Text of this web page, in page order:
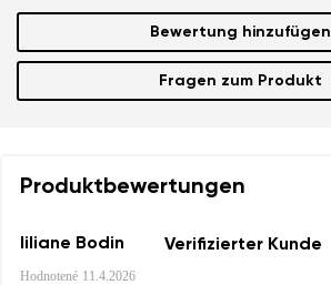
Bewertung hinzufügen
Fragen zum Produkt
Produktbewertungen
liliane Bodin Verifizierter Kunde
Hodnotené 11.4.2026